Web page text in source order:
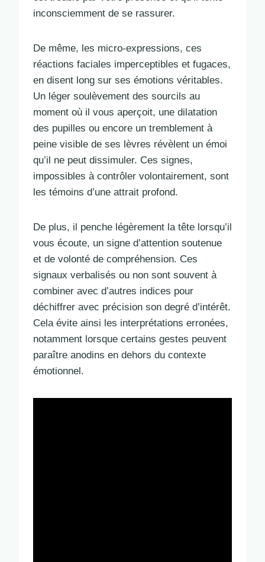
inconsciemment de se rassurer.
De même, les micro-expressions, ces
réactions faciales imperceptibles et fugaces,
en disent long sur ses émotions véritables.
Un léger soulèvement des sourcils au
moment où il vous aperçoit, une dilatation
des pupilles ou encore un tremblement à
peine visible de ses lèvres révèlent un émoi
qu’il ne peut dissimuler. Ces signes,
impossibles à contrôler volontairement, sont
les témoins d’une attrait profond.
De plus, il penche légèrement la tête lorsqu’il
vous écoute, un signe d’attention soutenue
et de volonté de compréhension. Ces
signaux verbalisés ou non sont souvent à
combiner avec d’autres indices pour
déchiffrer avec précision son degré d’intérêt.
Cela évite ainsi les interprétations erronées,
notamment lorsque certains gestes peuvent
paraître anodins en dehors du contexte
émotionnel.